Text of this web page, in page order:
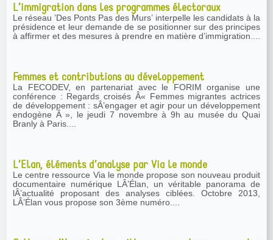
L’immigration dans les programmes électoraux
Le réseau ’Des Ponts Pas des Murs’ interpelle les candidats à la
présidence et leur demande de se positionner sur des principes
à affirmer et des mesures à prendre en matière d’immigration....
Femmes et contributions au développement
La FECODEV, en partenariat avec le FORIM organise une
conférence : Regards croisés Â« Femmes migrantes actrices
de développement : sÂ’engager et agir pour un développement
endogène Â », le jeudi 7 novembre à 9h au musée du Quai
Branly à Paris....
L’Elan, éléments d’analyse par Via le monde
Le centre ressource Via le monde propose son nouveau produit
documentaire numérique LÂ’Élan, un véritable panorama de
lÂ’actualité proposant des analyses ciblées. Octobre 2013,
LÂ’Élan vous propose son 3ème numéro....